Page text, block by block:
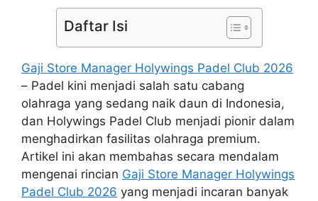
Daftar Isi
Gaji Store Manager Holywings Padel Club 2026
– Padel kini menjadi salah satu cabang
olahraga yang sedang naik daun di Indonesia,
dan Holywings Padel Club menjadi pionir dalam
menghadirkan fasilitas olahraga premium.
Artikel ini akan membahas secara mendalam
mengenai rincian Gaji Store Manager Holywings
Padel Club 2026 yang menjadi incaran banyak